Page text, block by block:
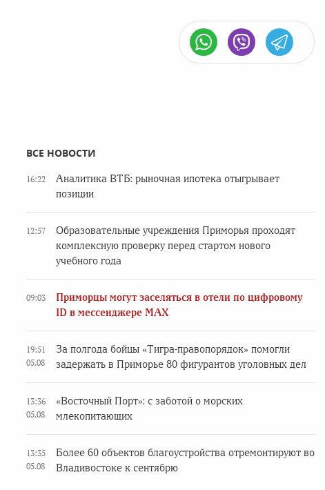
ВСЕ НОВОСТИ
16:22
Аналитика ВТБ: рыночная ипотека отыгрывает
позиции
12:57
Образовательные учреждения Приморья проходят
комплексную проверку перед стартом нового
учебного года
09:03
Приморцы могут заселяться в отели по цифровому
ID в мессенджере MAX
19:51
05.08
За полгода бойцы «Тигра-правопорядок» помогли
задержать в Приморье 80 фигурантов уголовных дел
13:36
05.08
«Восточный Порт»: с заботой о морских
млекопитающих
13:35
05.08
Более 60 объектов благоустройства отремонтируют во
Владивостоке к сентябрю